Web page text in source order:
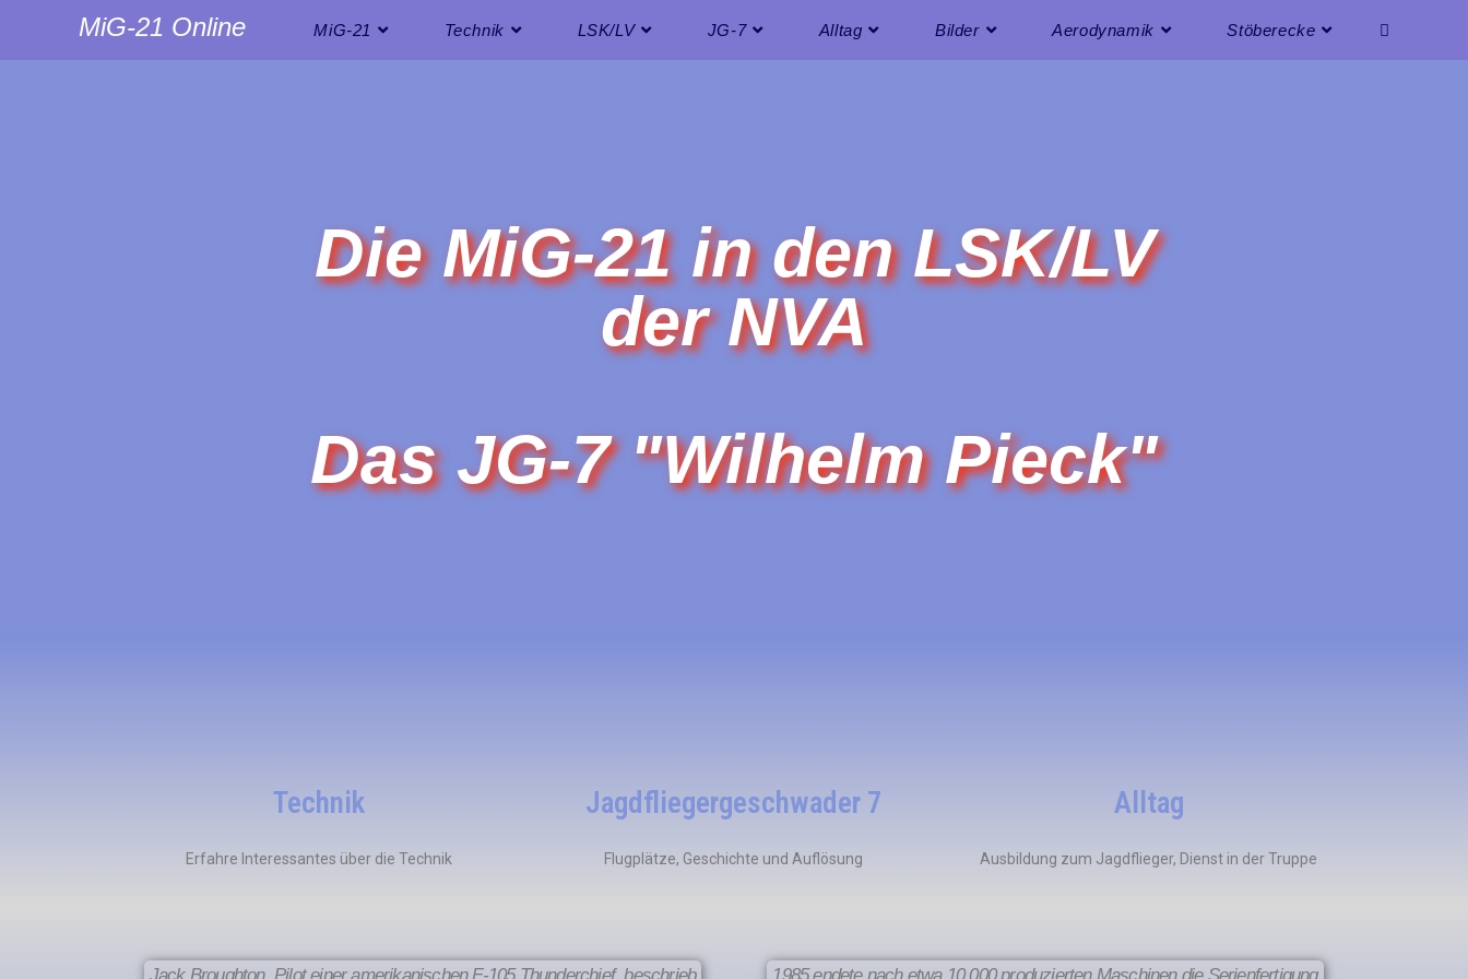
MiG-21 Online MiG-21 Technik LSK/LV JG-7 Alltag Bilder Aerodynamik Stöberecke
Die MiG-21 in den LSK/LV
der NVA
Das JG-7 "Wilhelm Pieck"
Technik
Erfahre Interessantes über die Technik
Jagdfliegergeschwader 7
Flugplätze, Geschichte und Auflösung
Alltag
Ausbildung zum Jagdflieger, Dienst in der Truppe